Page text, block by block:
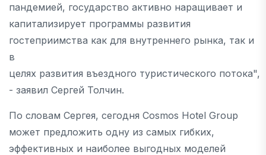
пандемией, государство активно наращивает и
капитализирует программы развития
гостеприимства как для внутреннего рынка, так и
в
целях развития въездного туристического потока",
- заявил Сергей Толчин.
По словам Сергея, сегодня Cosmos Hotel Group
может предложить одну из самых гибких,
эффективных и наиболее выгодных моделей